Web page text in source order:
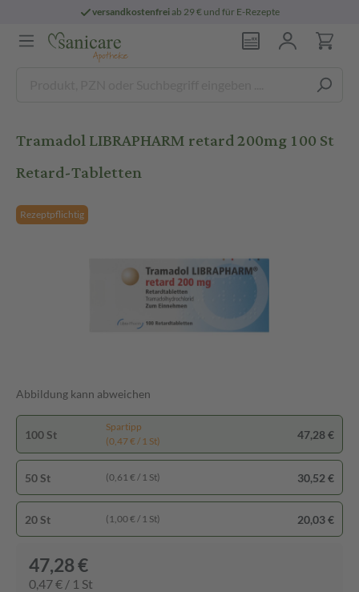
versandkostenfreiab 29 € und für E-Rezepte
Tramadol LIBRAPHARM retard 200mg 100 St
Retard-Tabletten
Rezeptpflichtig
Abbildung kann abweichen
100 St
Spartipp
(0,47 € / 1 St)
47,28 €
50 St (0,61 € / 1 St) 30,52 €
20 St (1,00 € / 1 St) 20,03 €
47,28 €
0,47 € / 1 St